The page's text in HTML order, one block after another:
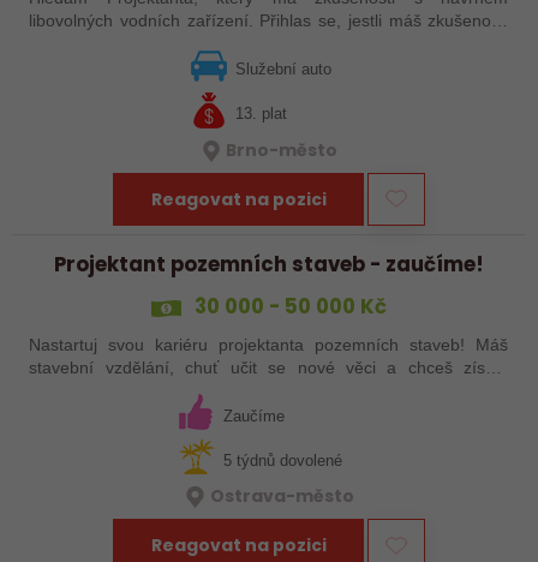
libovolných vodních zařízení. Přihlas se, jestli máš zkušenosti
se podílet na různých…
Služební auto
13. plat
Brno-město
Reagovat na pozici
Projektant pozemních staveb - zaučíme!
30 000 - 50 000 Kč
Nastartuj svou kariéru projektanta pozemních staveb! Máš
stavební vzdělání, chuť učit se nové věci a chceš získat
zkušenosti v projektování? Pak hledáme právě tebe.
Nabídneme ti podporu zkušených…
Zaučíme
5 týdnů dovolené
Ostrava-město
Reagovat na pozici